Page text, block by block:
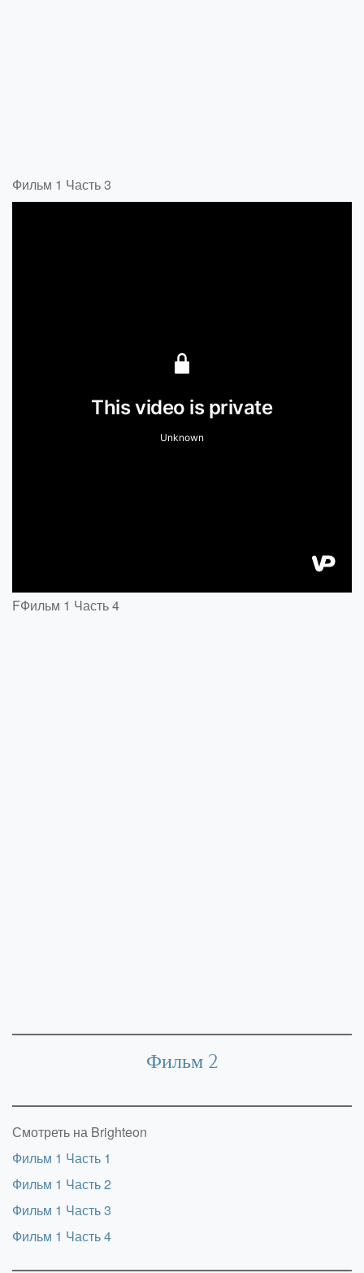
Фильм 1 Часть 3
FФильм 1 Часть 4
Фильм 2
Смотреть на Brighteon
Фильм 1 Часть 1
Фильм 1 Часть 2
Фильм 1 Часть 3
Фильм 1 Часть 4